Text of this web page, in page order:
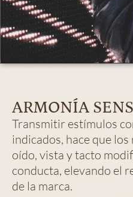
ARMONÍA
Transmitir estímulos
indicados, hace que
oído, vista y tacto
conducta, elevando el
de la marca.